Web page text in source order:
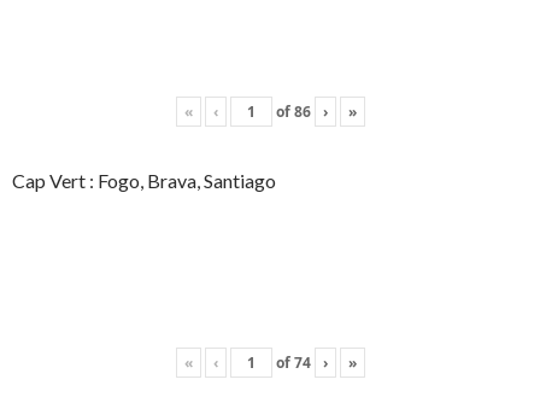
« ‹ of86 › »
Cap Vert : Fogo, Brava, Santiago
« ‹ of74 › »